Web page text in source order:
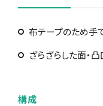
布テープのため手
ざらざらした面・
構成